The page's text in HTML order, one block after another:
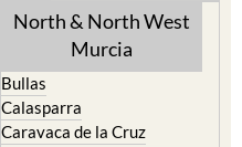
North & North West
Murcia
Bullas
Calasparra
Caravaca de la Cruz